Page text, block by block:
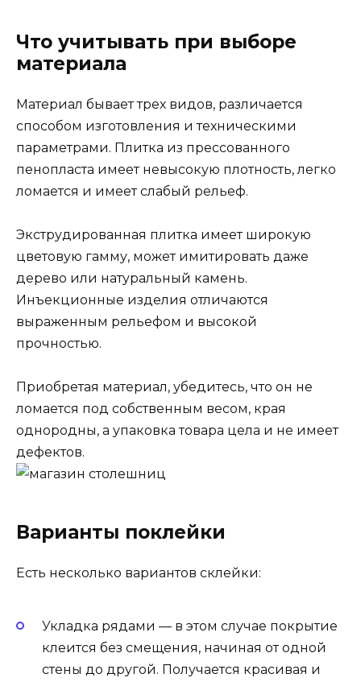
Что учитывать при выборе
материала
Материал бывает трех видов, различается
способом изготовления и техническими
параметрами. Плитка из прессованного
пенопласта имеет невысокую плотность, легко
ломается и имеет слабый рельеф.
Экструдированная плитка имеет широкую
цветовую гамму, может имитировать даже
дерево или натуральный камень.
Инъекционные изделия отличаются
выраженным рельефом и высокой
прочностью.
Приобретая материал, убедитесь, что он не
ломается под собственным весом, края
однородны, а упаковка товара цела и не имеет
дефектов.
Варианты поклейки
Есть несколько вариантов склейки:
Укладка рядами — в этом случае покрытие
клеится без смещения, начиная от одной
стены до другой. Получается красивая и